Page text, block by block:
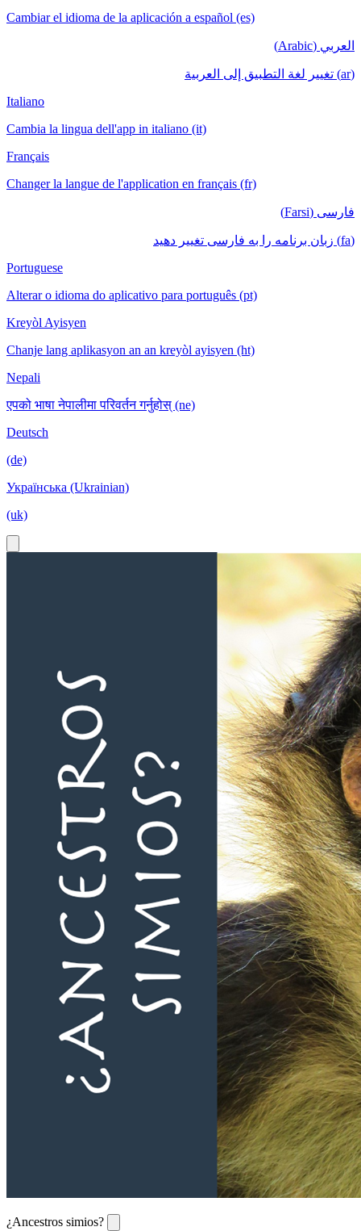
Cambiar el idioma de la aplicación a español (es)
العربي (Arabic)
(ar) تغيير لغة التطبيق إلى العربية
Italiano
Cambia la lingua dell'app in italiano (it)
Français
Changer la langue de l'application en français (fr)
فارسی (Farsi)
(fa) زبان برنامه را به فارسی تغییر دهید
Portuguese
Alterar o idioma do aplicativo para português (pt)
Kreyòl Ayisyen
Chanje lang aplikasyon an an kreyòl ayisyen (ht)
Nepali
एपको भाषा नेपालीमा परिवर्तन गर्नुहोस् (ne)
Deutsch
(de)
Українська (Ukrainian)
(uk)
¿Ancestros simios?